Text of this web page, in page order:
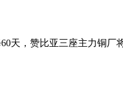
天，赞比亚三座主力铜厂